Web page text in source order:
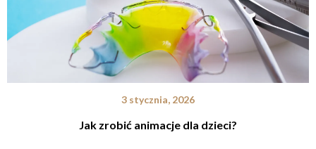
3 stycznia, 2026
Jak zrobić animacje dla dzieci?